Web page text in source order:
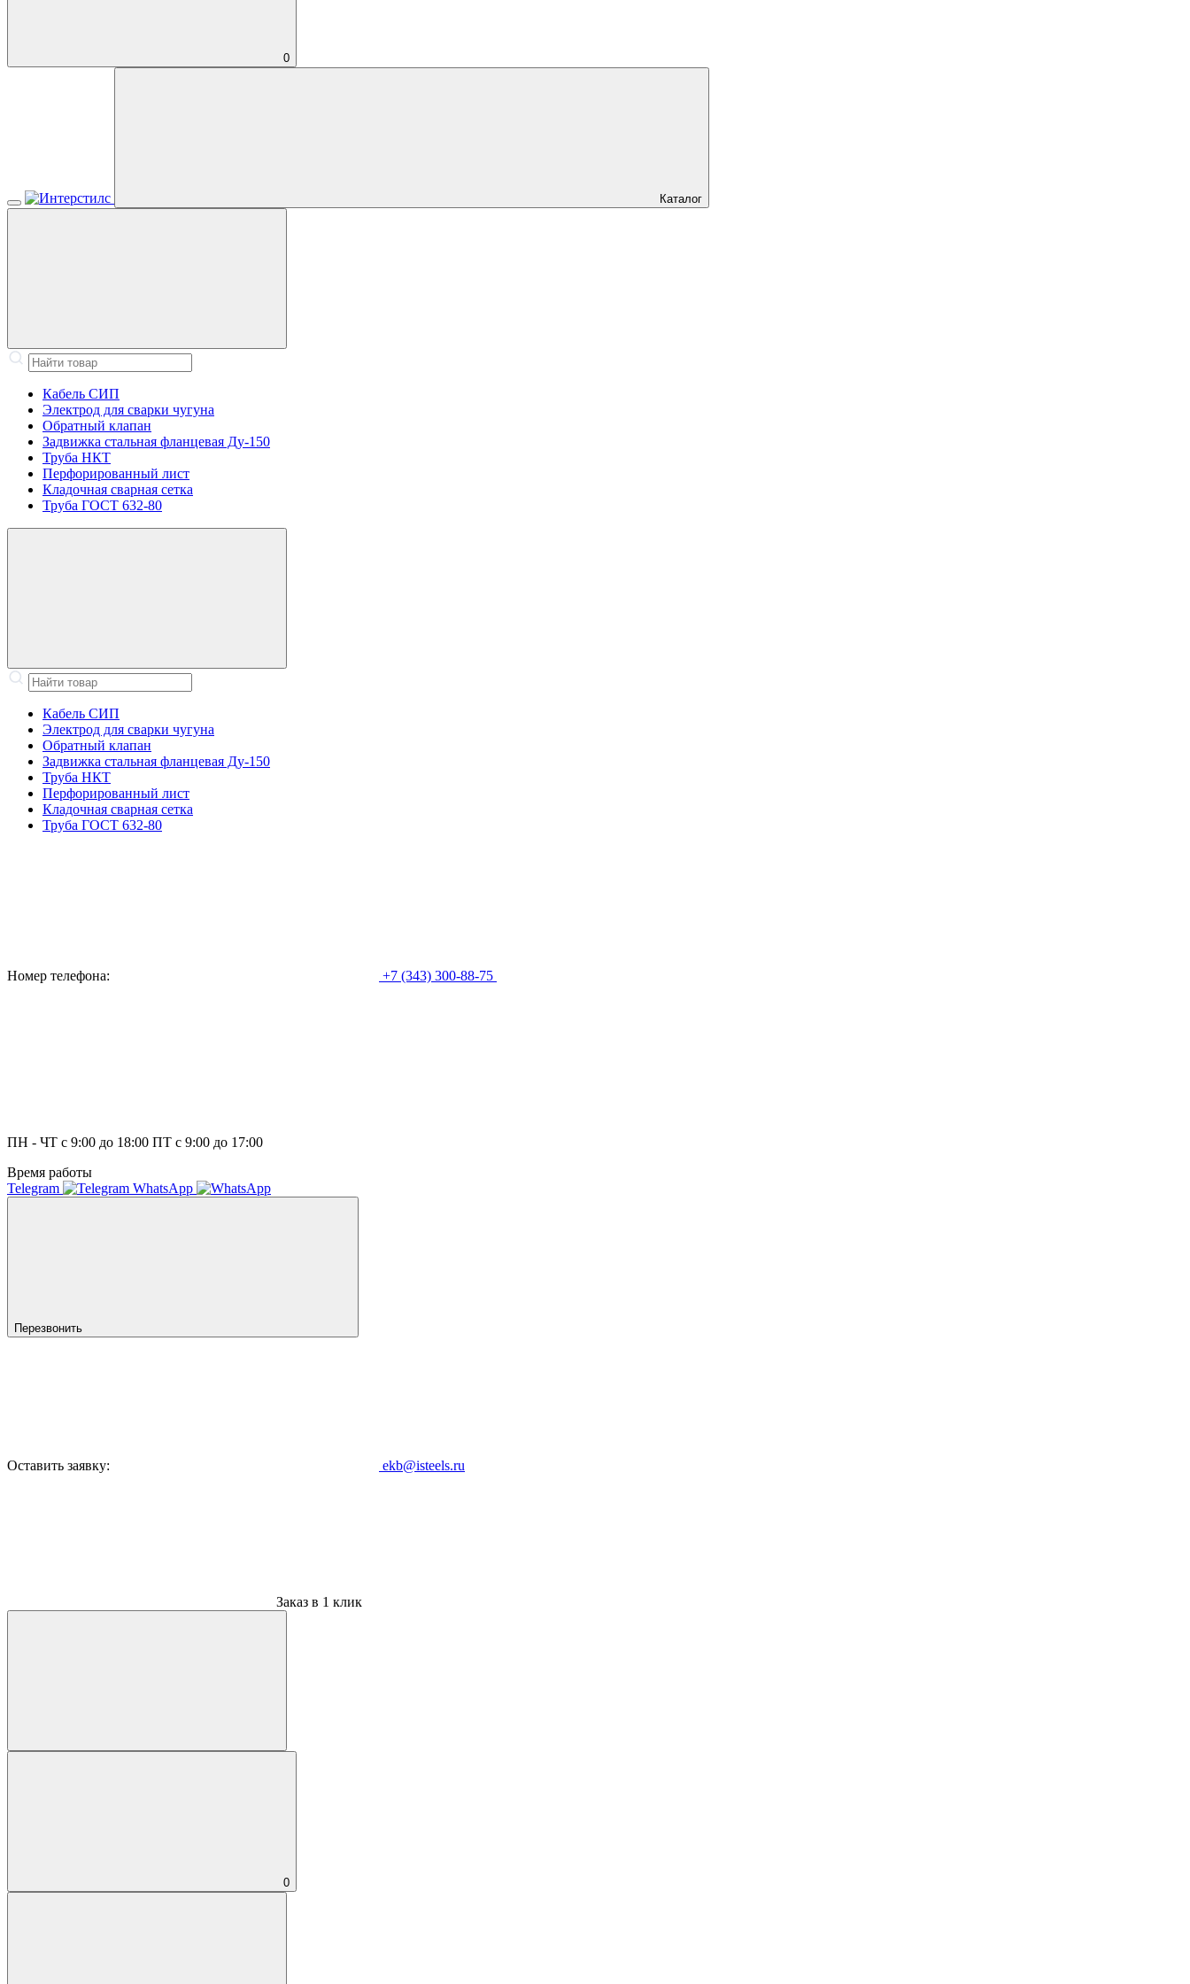
0
Каталог
Кабель СИП
Электрод для сварки чугуна
Обратный клапан
Задвижка стальная фланцевая Ду-150
Труба НКТ
Перфорированный лист
Кладочная сварная сетка
Труба ГОСТ 632-80
Кабель СИП
Электрод для сварки чугуна
Обратный клапан
Задвижка стальная фланцевая Ду-150
Труба НКТ
Перфорированный лист
Кладочная сварная сетка
Труба ГОСТ 632-80
Номер телефона: +7 (343) 300-88-75
ПН - ЧТ с 9:00 до 18:00 ПТ с 9:00 до 17:00
Время работы
Telegram
WhatsApp
Перезвонить
Оставить заявку: ekb@isteels.ru
Заказ в 1 клик
0